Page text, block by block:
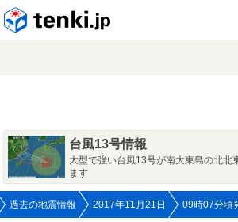
台風13号情報
大型で強い台風13号が南大東島の北北
ます
過去の地震情報 2017年11月21日 09時07分頃